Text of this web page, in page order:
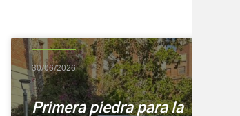
Primera piedra para la
30/06/2026